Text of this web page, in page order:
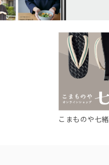
こまものや七緒